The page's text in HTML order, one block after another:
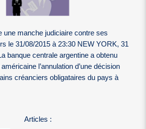
une manche judiciaire contre ses
le 31/08/2015 à 23:30 NEW YORK, 31
banque centrale argentine a obtenu
l’annulation d’une décision
créanciers obligataires du pays à
Articles :